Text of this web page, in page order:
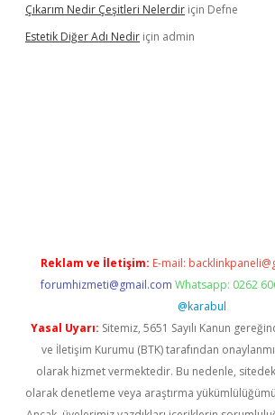
Çıkarım Nedir Çeşitleri Nelerdir için Defne
Estetik Diğer Adı Nedir için admin
Reklam ve İletişim: E-mail:
forumhizmeti@gmail.com Whatsapp: 0262
@karabul
Yasal Uyarı: Sitemiz, 5651 Sayılı Kanun
ve İletişim Kurumu (BTK) tarafından
olarak hizmet vermektedir. Bu nedenle,
olarak denetleme veya araştırma